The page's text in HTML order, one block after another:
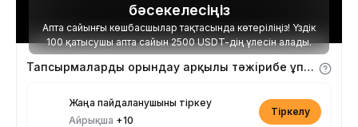
бәсекелесіңіз
Апта сайынғы көшбасшылар тақтасында көтеріліңіз! Үздік
100 қатысушы апта сайын 2500 USDT-дің үлесін алады.
Тапсырмаларды орындау арқылы тәжірибе ұпайларын алыңыз
Жаңа пайдаланушыны тіркеу
Айрықша +10
Тіркелу